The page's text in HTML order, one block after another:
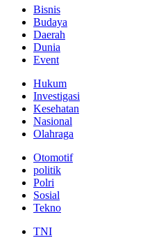
Bisnis
Budaya
Daerah
Dunia
Event
Hukum
Investigasi
Kesehatan
Nasional
Olahraga
Otomotif
politik
Polri
Sosial
Tekno
TNI